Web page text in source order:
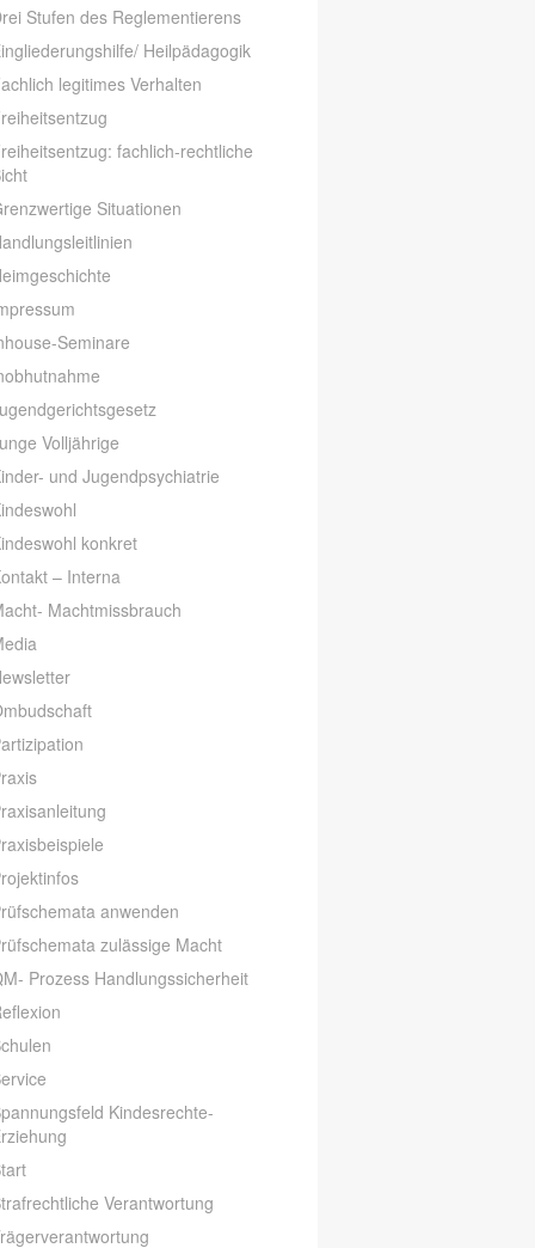
Stufen des Reglementierens
Heilpädagogik
legitimes Verhalten
fachlich-rechtliche
Situationen
Seminare
Volljährige
und Jugendpsychiatrie
konkret
– Interna
Machtmissbrauch
anwenden
zulässige Macht
Prozess Handlungssicherheit
Kindesrechte-
Verantwortung